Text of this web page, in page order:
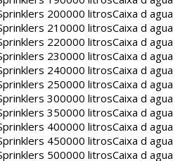
200000 litrosCaixa d agua
210000 litrosCaixa d agua
220000 litrosCaixa d agua
230000 litrosCaixa d agua
240000 litrosCaixa d agua
250000 litrosCaixa d agua
300000 litrosCaixa d agua
350000 litrosCaixa d agua
400000 litrosCaixa d agua
450000 litrosCaixa d agua
500000 litrosCaixa d agua